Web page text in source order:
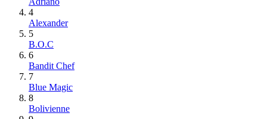
4
Alexander
5
B.O.C
6
Bandit Chef
7
Blue Magic
8
Bolivienne